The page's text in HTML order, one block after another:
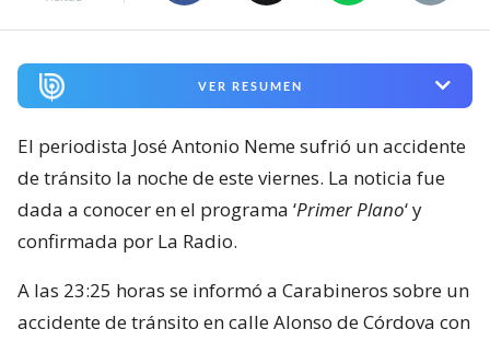
VER RESUMEN
El periodista José Antonio Neme sufrió un accidente
de tránsito la noche de este viernes. La noticia fue
dada a conocer en el programa ‘Primer Plano‘ y
confirmada por La Radio.
A las 23:25 horas se informó a Carabineros sobre un
accidente de tránsito en calle Alonso de Córdova con